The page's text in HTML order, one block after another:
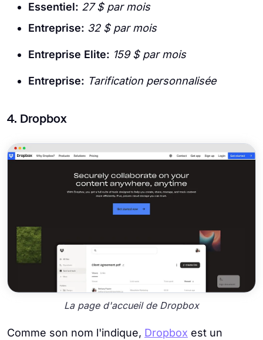
Essentiel: 27 $ par mois
Entreprise: 32 $ par mois
Entreprise Elite: 159 $ par mois
Entreprise: Tarification personnalisée
4. Dropbox
La page d'accueil de Dropbox
Comme son nom l'indique, Dropbox est un